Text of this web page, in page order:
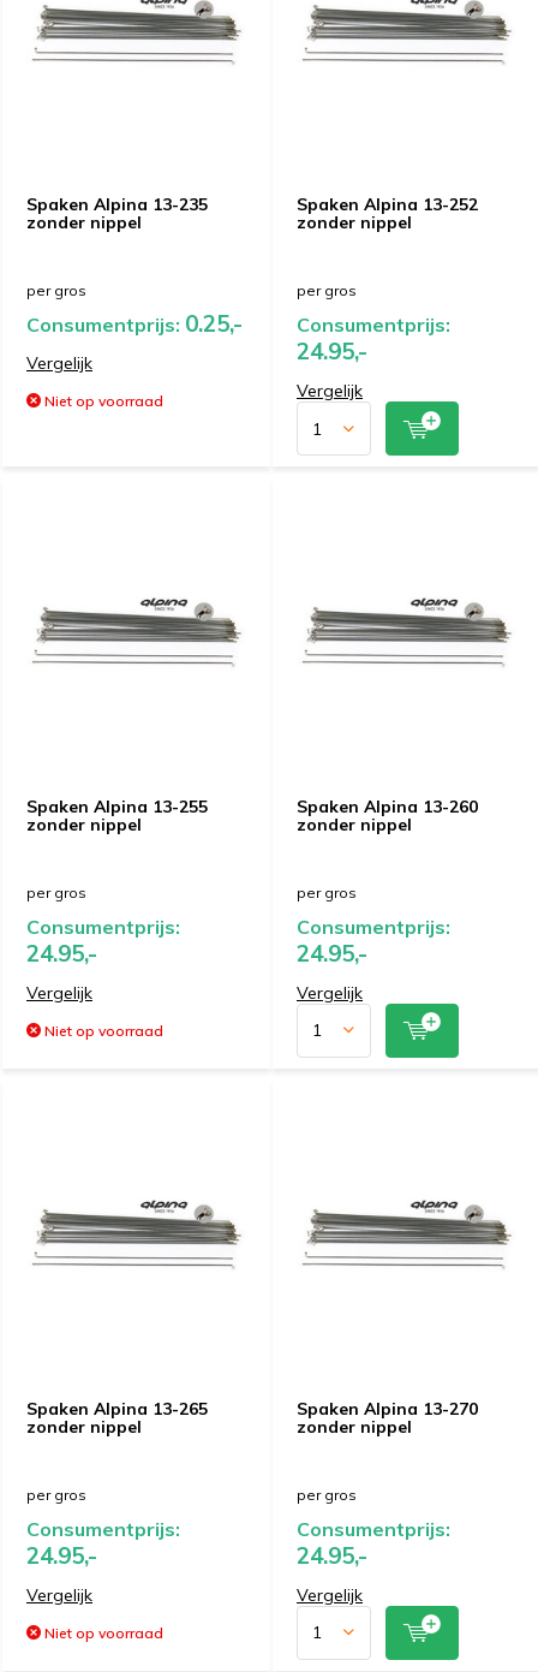
Spaken Alpina 13-235
zonder nippel
per gros
Consumentprijs: 0.25,-
Vergelijk
Niet op voorraad
Spaken Alpina 13-252
zonder nippel
per gros
Consumentprijs:
24.95,-
Vergelijk
Spaken Alpina 13-255
zonder nippel
per gros
Consumentprijs:
24.95,-
Vergelijk
Niet op voorraad
Spaken Alpina 13-260
zonder nippel
per gros
Consumentprijs:
24.95,-
Vergelijk
Spaken Alpina 13-265
zonder nippel
per gros
Consumentprijs:
24.95,-
Vergelijk
Niet op voorraad
Spaken Alpina 13-270
zonder nippel
per gros
Consumentprijs:
24.95,-
Vergelijk